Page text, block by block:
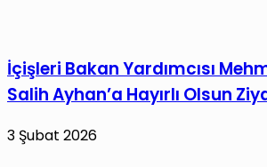
İçişleri Bakan Yardımcısı
Salih Ayhan’a Hayırlı Olsun
3 Şubat 2026